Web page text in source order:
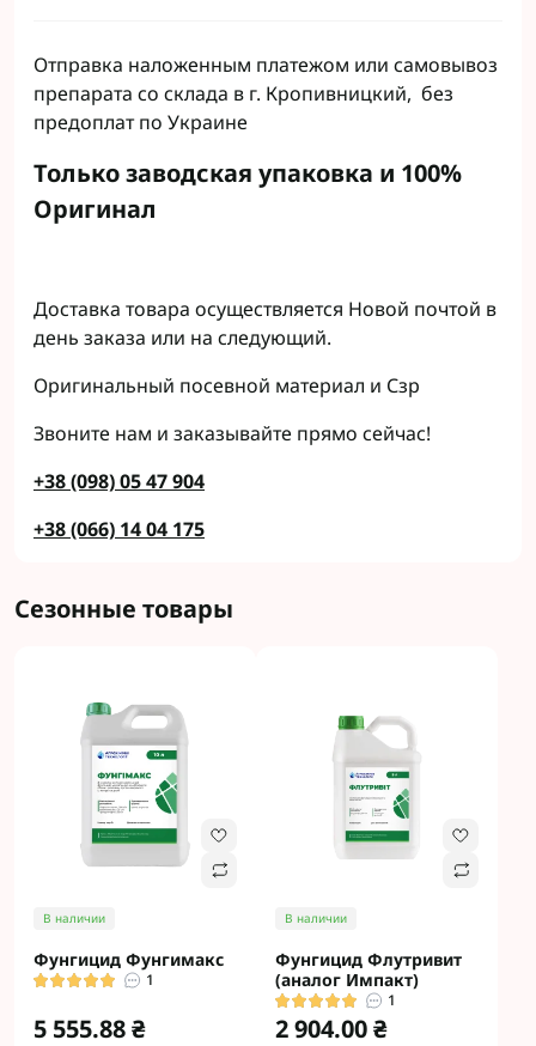
Отправка наложенным платежом или самовывоз
препарата со склада в г. Кропивницкий, без
предоплат по Украине
Только заводская упаковка и 100%
Оригинал
Доставка товара осуществляется Новой почтой в
день заказа или на следующий.
Оригинальный посевной материал и Сзр
Звоните нам и заказывайте прямо сейчас!
+38 (098) 05 47 904
+38 (066) 14 04 175
Сезонные товары
В наличии
Фунгицид Фунгимакс
1
5 555.88 ₴
В наличии
Фунгицид Флутривит
(аналог Импакт)
1
2 904.00 ₴